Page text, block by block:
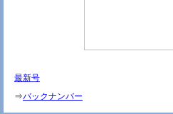
最新号
⇒バックナンバー